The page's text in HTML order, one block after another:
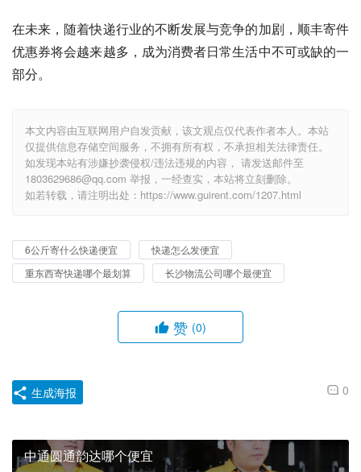
在未来，随着快递行业的不断发展与竞争的加剧，顺丰寄件
优惠券将会越来越多，成为消费者日常生活中不可或缺的一
部分。
本文内容由互联网用户自发贡献，该文观点仅代表作者本人。本站
仅提供信息存储空间服务，不拥有所有权，不承担相关法律责任。
如发现本站有涉嫌抄袭侵权/违法违规的内容， 请发送邮件至
1803629686@qq.com 举报，一经查实，本站将立刻删除。
如若转载，请注明出处：https://www.guirent.com/1207.html
6公斤寄什么快递便宜
快递怎么发便宜
重东西寄快递哪个最划算
长沙物流公司哪个最便宜
赞 (0)
0
生成海报
中通圆通韵达哪个便宜